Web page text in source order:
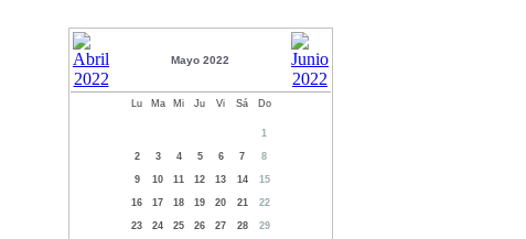
Mayo 2022
Lu Ma Mi Ju Vi Sá Do
1
2 3 4 5 6 7 8
9 10 11 12 13 14 15
16 17 18 19 20 21 22
23 24 25 26 27 28 29